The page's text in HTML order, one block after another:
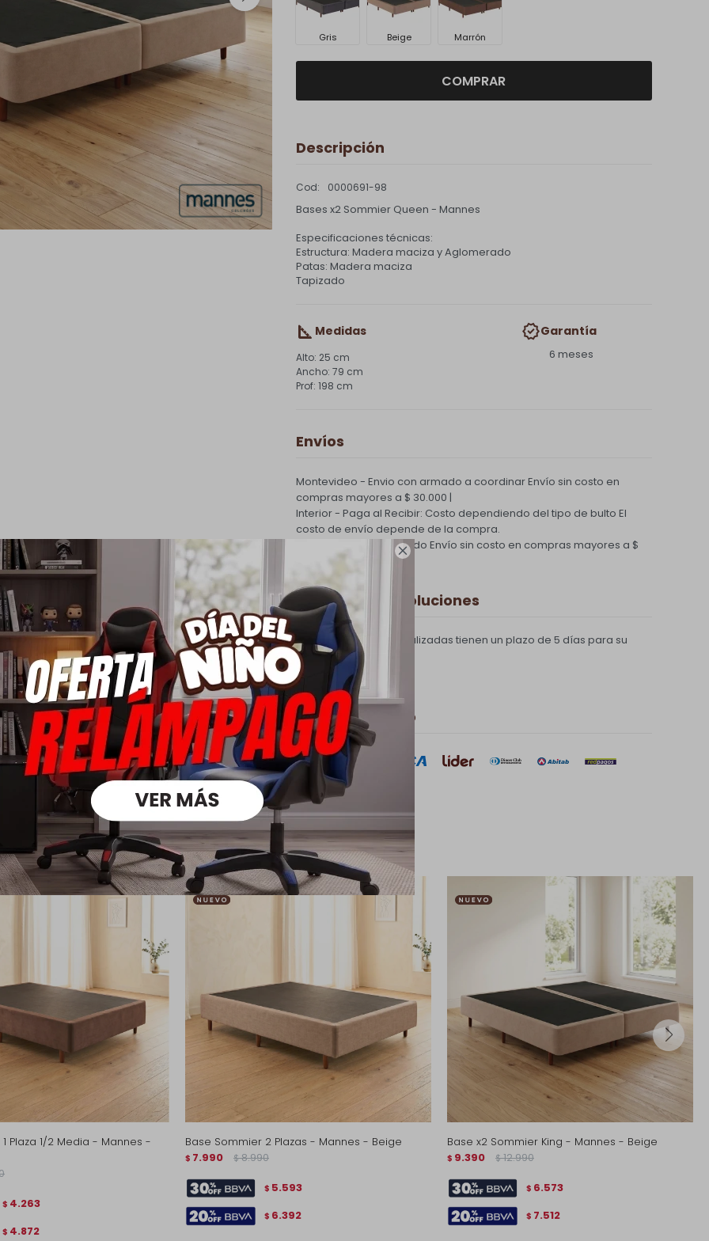

Gris Beige Marrón
COMPRAR
Descripción
0000691-98
Bases x2 Sommier Queen - Mannes
Especificaciones técnicas:
Estructura: Madera maciza y Aglomerado
Patas: Madera maciza
Tapizado
Medidas
25 cm
79 cm
198 cm
Garantía
6 meses
Envíos
Montevideo - Envio con armado a coordinarEnvío sin costo en
compras mayores a $ 30.000 |
Interior - Paga al Recibir: Costo dependiendo del tipo de bulto El
costo de envío depende de la compra.
PQuick Envío Coordinado Envío sin costo en compras mayores a $
30.000 |
Cambios y Devoluciones
Todas las compras realizadas tienen un plazo de 5 días para su
cambio.
Ver mas
Medios de pago
que te pueden interesar
Plaza 1/2 Media - Mannes -
$ 4.263
$ 4.872
Base Sommier 2 Plazas - Mannes - Beige
$ 7.990 $ 8.990
$ 5.593
$ 6.392
Base x2 Sommier King - Mannes - Beige
$ 9.390 $ 12.990
$ 6.573
$ 7.512